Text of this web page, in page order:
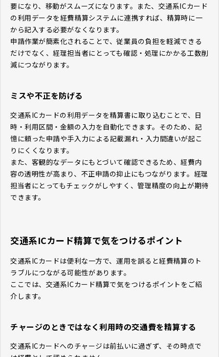
要になり、移動がスムーズになります。また、交通系ICカード
の利用データを経費精算システムに連携すれば、精算時に一
から記入する必要がなくなります。
申請作業が簡素化されることで、従業員の負担を軽減できる
だけでなく、経理担当者にとっても確認・処理にかかる工数削
減につながります。
ミスや不正を防げる
交通系ICカードの利用データを精算書に取り込むことで、日
時・利用区間・金額の入力を自動化できます。そのため、記
憶に頼った申請や手入力による記載漏れ・入力間違いが起こ
りにくくなります。
また、客観的なデータにもとづいて確認できるため、経費内
容の透明性が高まり、不正申請の抑止にもつながります。経理
担当者にとってもチェックがしやすく、管理精度の向上が期待
できます。
交通系ICカード精算で気をつけるポイント
交通系ICカードは便利な一方で、運用を誤ると経費精算のト
ラブルにつながる可能性があります。
ここでは、交通系ICカード精算で気をつけるポイントをご紹
介します。
チャージのときではなく利用時の交通費を精算する
交通系ICカードへのチャージは前払いに過ぎず、その時点で